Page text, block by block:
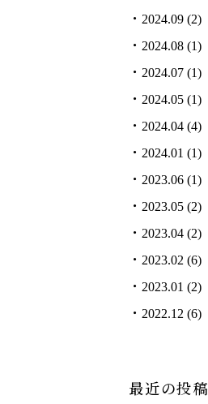
2024.09 (2)
2024.08 (1)
2024.07 (1)
2024.05 (1)
2024.04 (4)
2024.01 (1)
2023.06 (1)
2023.05 (2)
2023.04 (2)
2023.02 (6)
2023.01 (2)
2022.12 (6)
最近の投稿